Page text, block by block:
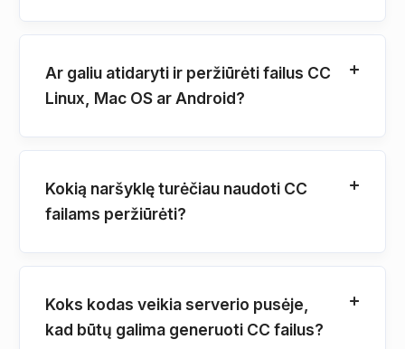
Ar galiu atidaryti ir peržiūrėti failus CC
Linux, Mac OS ar Android?
Kokią naršyklę turėčiau naudoti CC
failams peržiūrėti?
Koks kodas veikia serverio pusėje,
kad būtų galima generuoti CC failus?